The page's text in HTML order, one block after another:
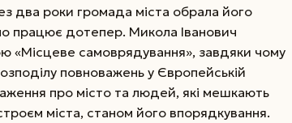
два роки громада міста обрала його
працює дотепер. Микола Іванович
«Місцеве самоврядування», завдяки чому
повноважень у Європейській
про місто та людей, які мешкають
міста, станом його впорядкування.